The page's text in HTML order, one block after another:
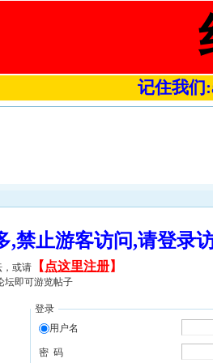
记住我们
,禁止游客访问,请登
，或请 【 点这里注册】
坛即可游览帖子
登录
用户名
密 码